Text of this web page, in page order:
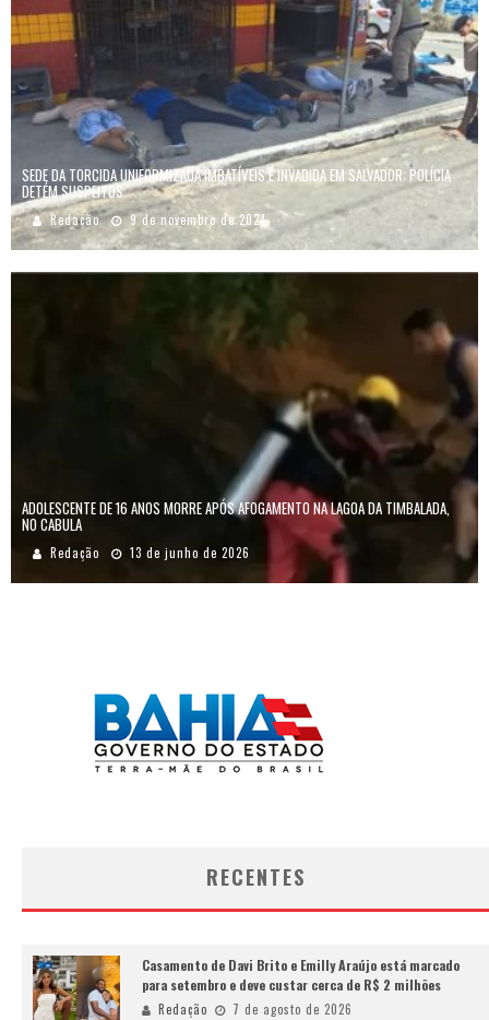
SEDE DA TORCIDA UNIFORMIZADA IMBATÍVEIS É INVADIDA EM SALVADOR; POLÍCIA
DETÉM SUSPEITOS
Redação 9 de novembro de 2024
ADOLESCENTE DE 16 ANOS MORRE APÓS AFOGAMENTO NA LAGOA DA TIMBALADA,
NO CABULA
Redação 13 de junho de 2026
RECENTES
Casamento de Davi Brito e Emilly Araújo está marcado
para setembro e deve custar cerca de R$ 2 milhões
Redação 7 de agosto de 2026